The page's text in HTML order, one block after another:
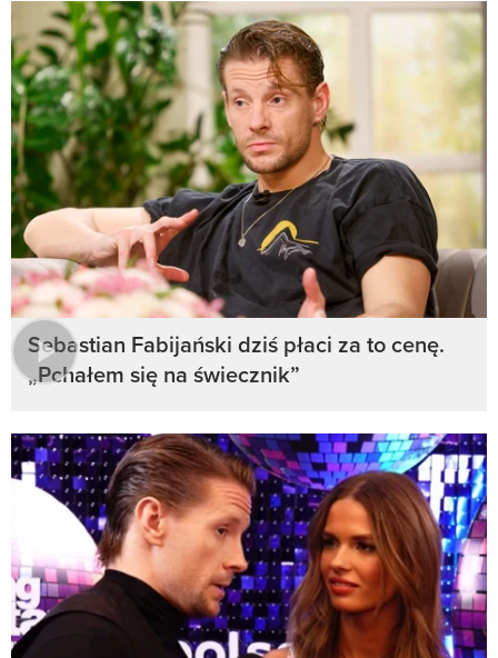
Sebastian Fabijański dziś płaci za to cenę.
„Pchałem się na świecznik”